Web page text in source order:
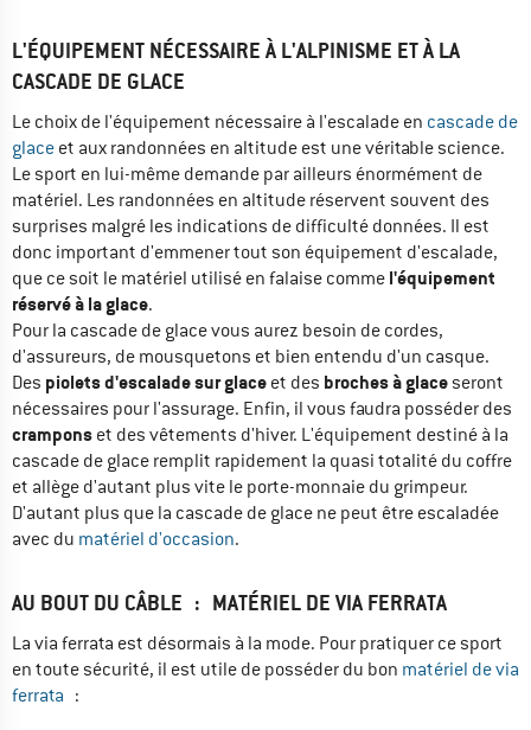
L'ÉQUIPEMENT NÉCESSAIRE À L'ALPINISME ET À LA
CASCADE DE GLACE
Le choix de l'équipement nécessaire à l'escalade en cascade de
glace et aux randonnées en altitude est une véritable science.
Le sport en lui-même demande par ailleurs énormément de
matériel. Les randonnées en altitude réservent souvent des
surprises malgré les indications de difficulté données. Il est
donc important d'emmener tout son équipement d'escalade,
que ce soit le matériel utilisé en falaise comme l'équipement
réservé à la glace.
Pour la cascade de glace vous aurez besoin de cordes,
d'assureurs, de mousquetons et bien entendu d'un casque.
Des piolets d'escalade sur glace et des broches à glaceseront
nécessaires pour l'assurage. Enfin, il vous faudra posséder des
crampons et des vêtements d'hiver. L'équipement destiné à la
cascade de glace remplit rapidement la quasi totalité du coffre
et allège d'autant plus vite le porte-monnaie du grimpeur.
D'autant plus que la cascade de glace ne peut être escaladée
avec du matériel d'occasion.
AU BOUT DU CÂBLE : MATÉRIEL DE VIA FERRATA
La via ferrata est désormais à la mode. Pour pratiquer ce sport
en toute sécurité, il est utile de posséder du bon matériel de via
ferrata :